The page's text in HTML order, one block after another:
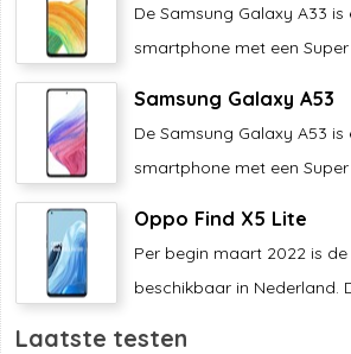
De Samsung Galaxy A33 is
smartphone met een Super
Samsung Galaxy A53
De Samsung Galaxy A53 is
smartphone met een Super
Oppo Find X5 Lite
Per begin maart 2022 is
beschikbaar in Nederland.
Laatste testen